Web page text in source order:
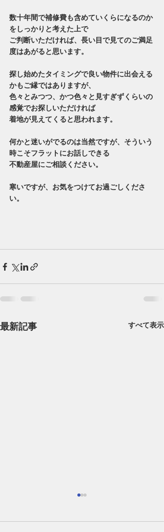
数十年間で補修費も含めていくらになるのか
をしっかりと考えた上で
ご判断いただければ、長い目で見てのご満足
度はあがると思います。
探し始めたタイミングで良い物件に出会える
かもご縁ではありますが、
色々とみつつ、かつ色々と見すぎずくらいの
感覚でお探しいただければ
着地が見えてくると思われます。
何かと迷いがでるのは当然ですが、そういう
時こそフラットにお話しできる
不動産屋にご相談ください。
寒いですが、お気をつけてお過ごしくださ
い。
最新記事 すべて表示